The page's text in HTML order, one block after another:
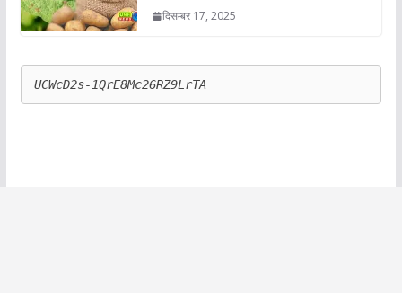
दिसम्बर 17, 2025
UCWcD2s-1QrE8Mc26RZ9LrTA